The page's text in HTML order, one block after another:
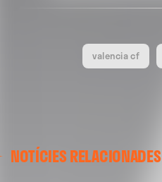
valencia cf
NOTÍCIES RELACIONADES
ENTRENAMENT DEL